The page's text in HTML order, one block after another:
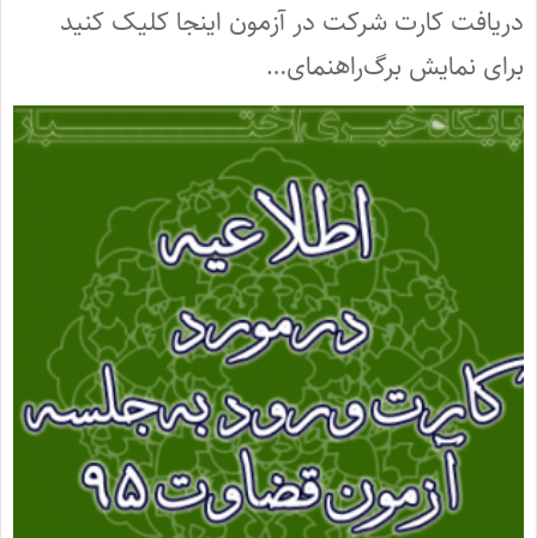
دریافت کارت شرکت در آزمون اینجا کلیک کنید
برای نمایش برگ‌راهنمای‌…